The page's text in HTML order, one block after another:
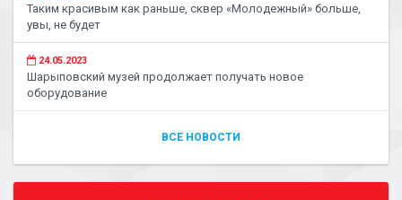
Таким красивым как раньше, сквер «Молодежный» больше,
увы, не будет
24.05.2023
Шарыповский музей продолжает получать новое
оборудование
ВСЕ НОВОСТИ